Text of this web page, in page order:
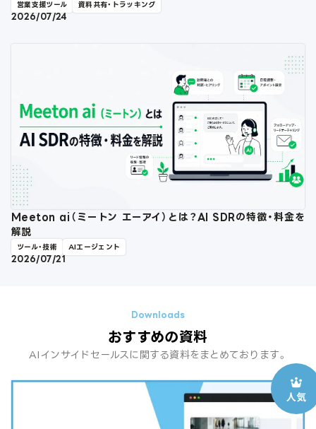
営業支援ツール 資料共有・トラッキング
2026/07/24
Meeton ai（ミートン エーアイ）とは？AI SDRの特徴・料金を
解説
ツール・技術 AIエージェント
2026/07/21
おすすめの資料
AIインサイドセールスに関する資料をまとめております。